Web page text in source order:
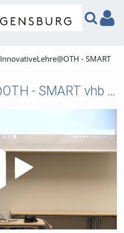
InnovativeLehre@OTH - SMART
InnovativeLehre@OTH - SMART vhb – Katharina Scheidig